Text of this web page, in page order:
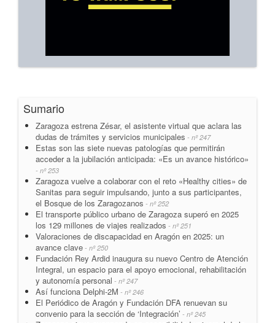
Sumario
Zaragoza estrena Zésar, el asistente virtual que aclara las
dudas de trámites y servicios municipales - nº 247
Estas son las siete nuevas patologías que permitirán
acceder a la jubilación anticipada: «Es un avance histórico»
- nº 253
Zaragoza vuelve a colaborar con el reto «Healthy cities» de
Sanitas para seguir impulsando, junto a sus participantes,
el Bosque de los Zaragozanos - nº 252
El transporte público urbano de Zaragoza superó en 2025
los 129 millones de viajes realizados - nº 251
Valoraciones de discapacidad en Aragón en 2025: un
avance clave - nº 250
Fundación Rey Ardid inaugura su nuevo Centro de Atención
Integral, un espacio para el apoyo emocional, rehabilitación
y autonomía personal - nº 247
Así funciona Delphi-2M - nº 246
El Periódico de Aragón y Fundación DFA renuevan su
convenio para la sección de ‘Integración’ - nº 245